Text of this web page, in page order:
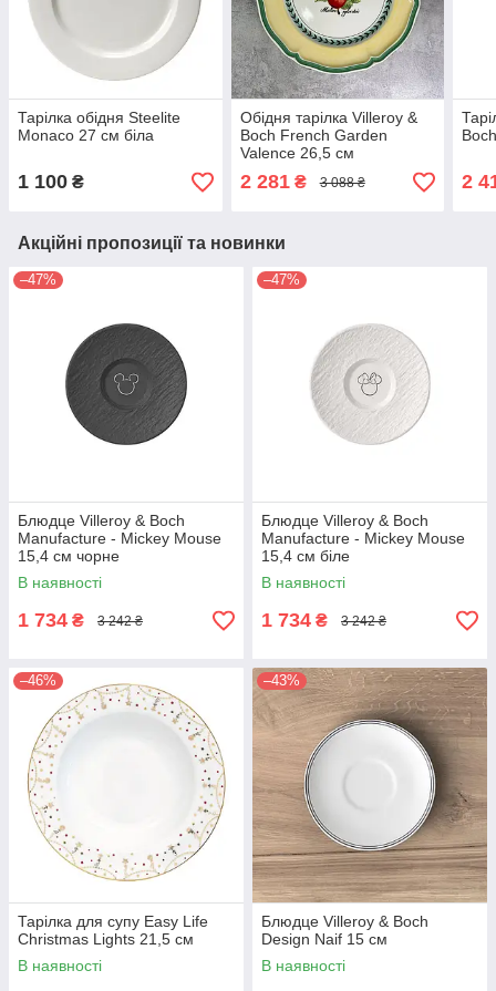
Тарілка обідня Steelite
Monaco 27 см біла
1 100 ₴
Обідня тарілка Villeroy &
Boch French Garden
Valence 26,5 см
2 281₴ 3 088 ₴ 2
Акційні пропозиції та новинки
–47%
Блюдце Villeroy & Boch
Manufacture - Mickey Mouse
15,4 см чорне
В наявності
1 734 ₴ 3 242 ₴
–47%
Блюдце Villeroy & Boch
Manufacture - Mickey Mouse
15,4 см біле
В наявності
1 734 ₴ 3 242 ₴
–46%
Тарілка для супу Easy Life
Christmas Lights 21,5 см
В наявності
–43%
Блюдце Villeroy & Boch
Design Naif 15 см
В наявності